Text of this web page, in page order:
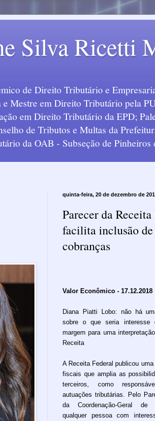
Silva Ricetti
de Direito Tributário e
Mestre em Direito Tributário pela
em Direito Tributário da EPD;
de Tributos e Multas da
da OAB - Subseção de
quinta-feira, 20 de dezembro de
Parecer da
facilita inclusão
cobranças
Valor Econômico - 17.12.2018
Diana Piatti Lobo: não há
sobre o que seria interesse
margem para uma
Receita
A Receita Federal publicou
fiscais que amplia as
terceiros, como
autuações tributárias. Pelo
da Coordenação-Geral de
qualquer pessoa com